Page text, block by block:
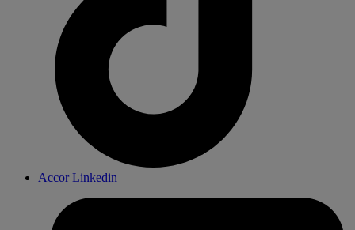
Accor Linkedin